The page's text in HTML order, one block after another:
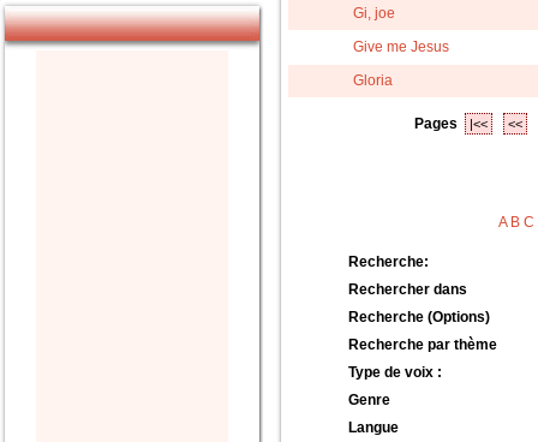
Gi, joe
Give me Jesus
Gloria
Pages |<< <<
A B C
Recherche:
Rechercher dans
Recherche (Options)
Recherche par thème
Type de voix :
Genre
Langue